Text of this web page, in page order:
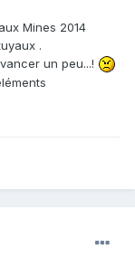
Mines 2014
.
un peu...!